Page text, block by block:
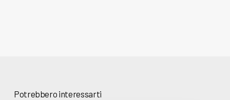
Potrebbero interessarti